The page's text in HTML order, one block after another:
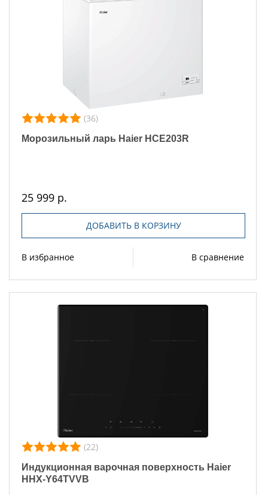
(36)
Морозильный ларь Haier HCE203R
25 999 р.
ДОБАВИТЬ В КОРЗИНУ
В избранное В сравнение
(22)
Индукционная варочная поверхность Haier
HHX-Y64TVVB